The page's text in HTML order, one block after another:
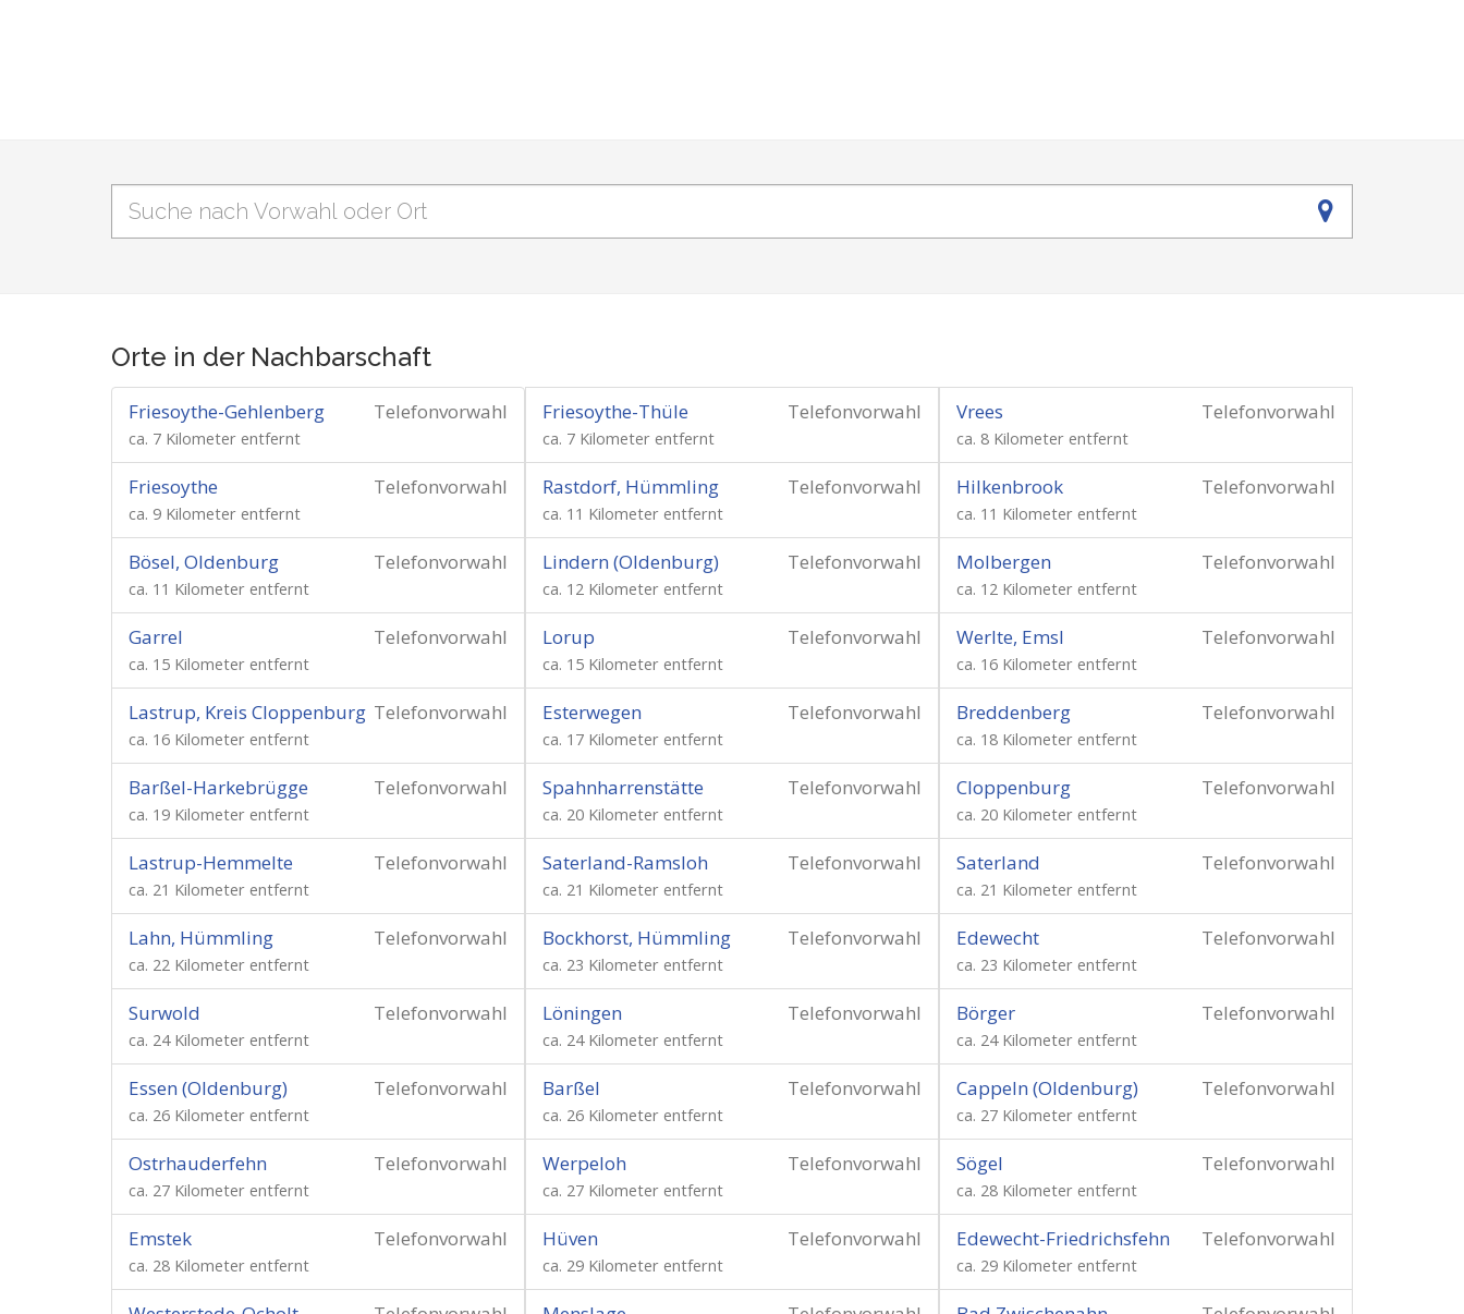
Orte in der Nachbarschaft
Telefonvorwahl
Friesoythe-Gehlenberg
ca. 7 Kilometer entfernt
Telefonvorwahl
Friesoythe-Thüle
ca. 7 Kilometer entfernt
Telefonvorwahl
Vrees
ca. 8 Kilometer entfernt
Telefonvorwahl
Friesoythe
ca. 9 Kilometer entfernt
Telefonvorwahl
Rastdorf, Hümmling
ca. 11 Kilometer entfernt
Telefonvorwahl
Hilkenbrook
ca. 11 Kilometer entfernt
Telefonvorwahl
Bösel, Oldenburg
ca. 11 Kilometer entfernt
Telefonvorwahl
Lindern (Oldenburg)
ca. 12 Kilometer entfernt
Telefonvorwahl
Molbergen
ca. 12 Kilometer entfernt
Telefonvorwahl
Garrel
ca. 15 Kilometer entfernt
Telefonvorwahl
Lorup
ca. 15 Kilometer entfernt
Telefonvorwahl
Werlte, Emsl
ca. 16 Kilometer entfernt
Telefonvorwahl
Lastrup, Kreis Cloppenburg
ca. 16 Kilometer entfernt
Telefonvorwahl
Esterwegen
ca. 17 Kilometer entfernt
Telefonvorwahl
Breddenberg
ca. 18 Kilometer entfernt
Telefonvorwahl
Barßel-Harkebrügge
ca. 19 Kilometer entfernt
Telefonvorwahl
Spahnharrenstätte
ca. 20 Kilometer entfernt
Telefonvorwahl
Cloppenburg
ca. 20 Kilometer entfernt
Telefonvorwahl
Lastrup-Hemmelte
ca. 21 Kilometer entfernt
Telefonvorwahl
Saterland-Ramsloh
ca. 21 Kilometer entfernt
Telefonvorwahl
Saterland
ca. 21 Kilometer entfernt
Telefonvorwahl
Lahn, Hümmling
ca. 22 Kilometer entfernt
Telefonvorwahl
Bockhorst, Hümmling
ca. 23 Kilometer entfernt
Telefonvorwahl
Edewecht
ca. 23 Kilometer entfernt
Telefonvorwahl
Surwold
ca. 24 Kilometer entfernt
Telefonvorwahl
Löningen
ca. 24 Kilometer entfernt
Telefonvorwahl
Börger
ca. 24 Kilometer entfernt
Telefonvorwahl
Essen (Oldenburg)
ca. 26 Kilometer entfernt
Telefonvorwahl
Barßel
ca. 26 Kilometer entfernt
Telefonvorwahl
Cappeln (Oldenburg)
ca. 27 Kilometer entfernt
Telefonvorwahl
Ostrhauderfehn
ca. 27 Kilometer entfernt
Telefonvorwahl
Werpeloh
ca. 27 Kilometer entfernt
Telefonvorwahl
Sögel
ca. 28 Kilometer entfernt
Telefonvorwahl
Emstek
ca. 28 Kilometer entfernt
Telefonvorwahl
Hüven
ca. 29 Kilometer entfernt
Telefonvorwahl
Edewecht-Friedrichsfehn
ca. 29 Kilometer entfernt